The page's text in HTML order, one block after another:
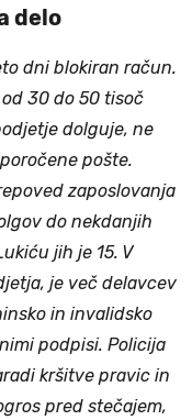
delo
dni blokiran račun.
30 do 50 tisoč
dolguje, ne
pošte.
zaposlovanja
do nekdanjih
jih je 15. V
je več delavcev
in invalidsko
podpisi. Policija
kršitve pravic in
pred stečajem,